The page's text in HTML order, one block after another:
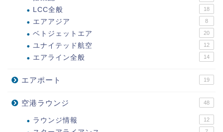
LCC全般 18
エアアジア 8
ベトジェットエア 20
ユナイテッド航空 12
エアライン全般 14
エアポート 19
空港ラウンジ 48
ラウンジ情報 12